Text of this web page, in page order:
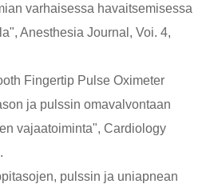
varhaisessa havaitsemisessa
Anesthesia Journal, Voi. 4,
Fingertip Pulse Oximeter
ja pulssin omavalvontaan
vajaatoiminta", Cardiology
pulssin ja uniapnean